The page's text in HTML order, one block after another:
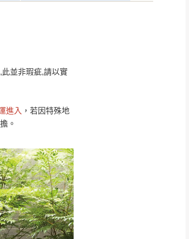
並非瑕疵,請以實
進入 ，若因特殊地
。
鄉
山、北埔鄉、尖石
山區、芎林山區、
山里
平溪、九份、石
」來信確
運上樓等因
由買方自
片